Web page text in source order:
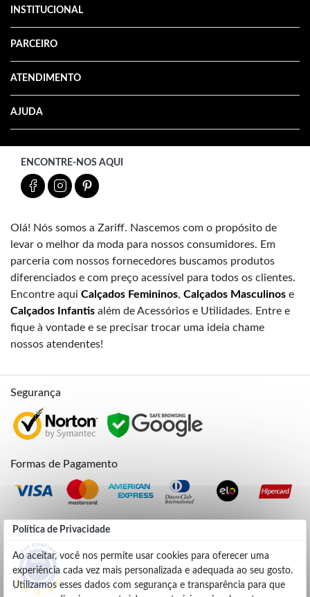
Política de Privacidade
Ao aceitar, você nos permite usar cookies para oferecer uma
experiência cada vez mais personalizada e adequada ao seu gosto.
Utilizamos esses dados com segurança e transparência para que
INSTITUCIONAL
PARCEIRO
ATENDIMENTO
AJUDA
ENCONTRE-NOS AQUI
Olá! Nós somos a Zariff. Nascemos com o propósito de
levar o melhor da moda para nossos consumidores. Em
parceria com nossos fornecedores buscamos produtos
diferenciados e com preço acessível para todos os clientes.
Encontre aqui Calçados Femininos, Calçados Masculinos e
Calçados Infantis além de Acessórios e Utilidades. Entre e
fique à vontade e se precisar trocar uma ideia chame
nossos atendentes!
Segurança
Formas de Pagamento
Credibilidade
4.9